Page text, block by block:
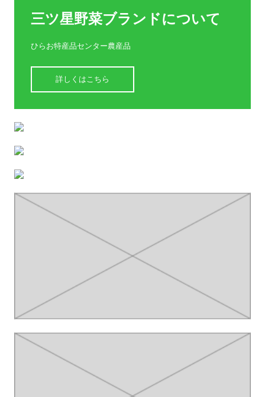
三ツ星野菜ブランドについて
ひらお特産品センター農産品
詳しくはこちら